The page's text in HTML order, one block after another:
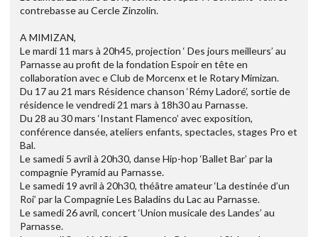
contrebasse au Cercle Zinzolin.
A MIMIZAN,
Le mardi 11 mars à 20h45, projection ‘ Des jours meilleurs’ au
Parnasse au profit de la fondation Espoir en tête en
collaboration avec e Club de Morcenx et le Rotary Mimizan.
Du 17 au 21 mars Résidence chanson ‘Rémy Ladoré’, sortie de
résidence le vendredi 21 mars à 18h30 au Parnasse.
Du 28 au 30 mars ‘Instant Flamenco’ avec exposition,
conférence dansée, ateliers enfants, spectacles, stages Pro et
Bal.
Le samedi 5 avril à 20h30, danse Hip-hop ‘Ballet Bar’ par la
compagnie Pyramid au Parnasse.
Le samedi 19 avril à 20h30, théâtre amateur ‘La destinée d’un
Roi’ par la Compagnie Les Baladins du Lac au Parnasse.
Le samedi 26 avril, concert ‘Union musicale des Landes’ au
Parnasse.